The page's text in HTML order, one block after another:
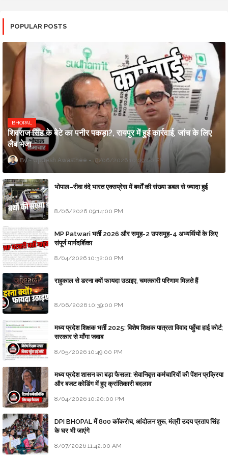
POPULAR POSTS
BHOPAL
शिवराज सिंह के बेटे का पनीर पकड़ा?, रायपुर में हुई कार्रवाई, जांच के लिए
लैब भेजा
Updesh Awasthee 8/06/2026 10:09:00 PM
भोपाल–रीवा वंदे भारत एक्सप्रेस में बर्थों की संख्या डबल से ज्यादा हुई
8/06/2026 09:14:00 PM
MP Patwari भर्ती 2026 और समूह-2 उपसमूह-4 अभ्यर्थियों के लिए
संपूर्ण मार्गदर्शिका
8/04/2026 10:32:00 PM
राहुकाल से डरना क्यों फायदा उठाइए, चमत्कारी परिणाम मिलते हैं
8/06/2026 10:39:00 PM
मध्य प्रदेश शिक्षक भर्ती 2025: विशेष शिक्षक पात्रता विवाद पहुँचा हाई कोर्ट;
सरकार से माँगा जवाब
8/05/2026 10:49:00 PM
मध्य प्रदेश शासन का बड़ा फैसला: सेवानिवृत्त कर्मचारियों की पेंशन प्रक्रिया
और बजट कोडिंग में हुए क्रांतिकारी बदलाव
8/04/2026 10:20:00 PM
DPI BHOPAL में 800 कॉकरोच, आंदोलन शुरू, मंत्री उदय प्रताप सिंह
के घर भी जाएंगे
8/07/2026 11:42:00 AM